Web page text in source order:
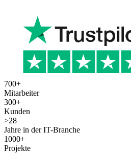
700+
Mitarbeiter
300+
Kunden
>28
Jahre in der IT-Branche
1000+
Projekte